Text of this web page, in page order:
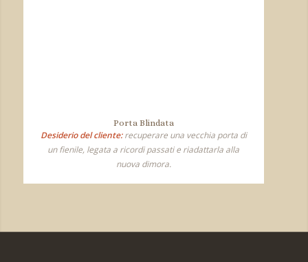
Porta Blindata
Desiderio del cliente:recuperare una vecchia porta di
un fienile, legata a ricordi passati e riadattarla alla
nuova dimora.